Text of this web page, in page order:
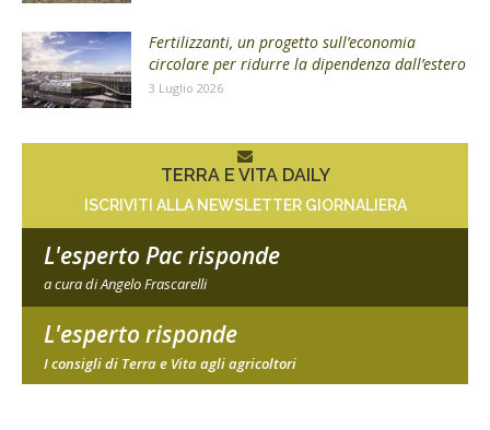
Fertilizzanti, un progetto sull’economia
circolare per ridurre la dipendenza dall’estero
3 Luglio 2026
TERRA E VITA DAILY
ISCRIVITI ALLA NEWSLETTER GIORNALIERA
L'esperto Pac risponde
a cura di Angelo Frascarelli
L'esperto risponde
I consigli di Terra e Vita agli agricoltori